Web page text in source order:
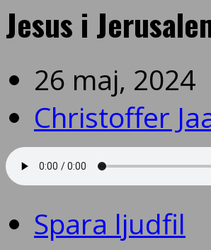
Jesus i
26 maj, 2024
Christoffer
Spara ljudfil